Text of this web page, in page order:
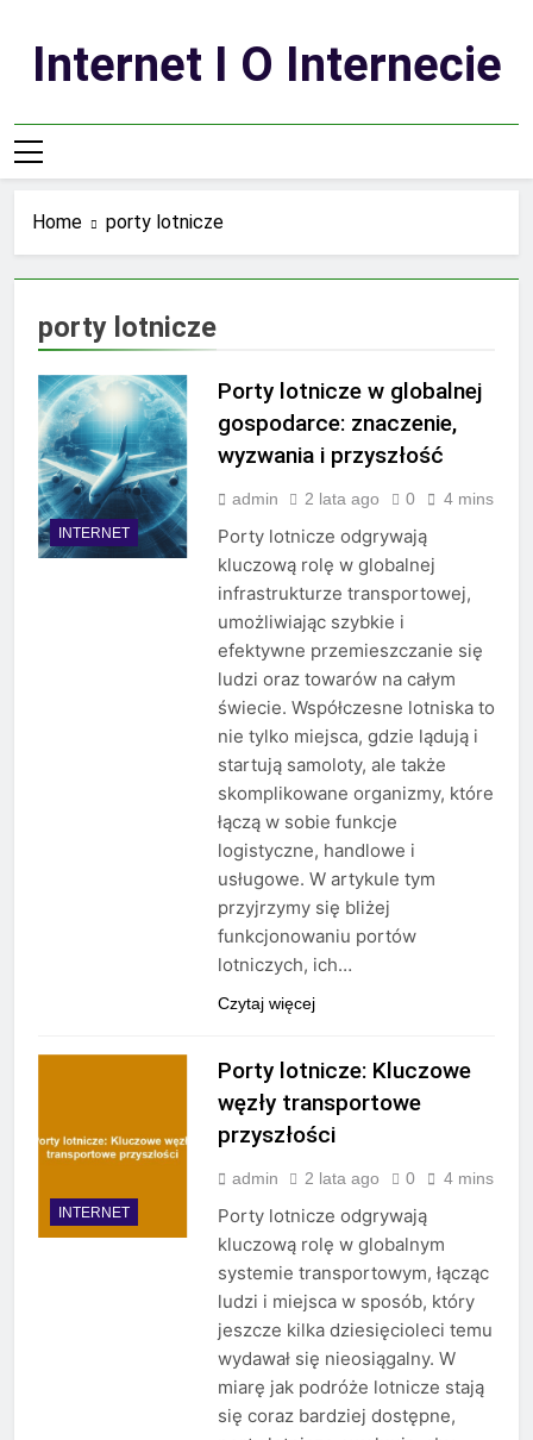
contentInternet I O Internecie
Home porty lotnicze
porty lotnicze
INTERNET
Porty lotnicze w globalnej
gospodarce: znaczenie,
wyzwania i przyszłość
admin 2 lata ago 0 4 mins
Porty lotnicze odgrywają
kluczową rolę w globalnej
infrastrukturze transportowej,
umożliwiając szybkie i
efektywne przemieszczanie się
ludzi oraz towarów na całym
świecie. Współczesne lotniska to
nie tylko miejsca, gdzie lądują i
startują samoloty, ale także
skomplikowane organizmy, które
łączą w sobie funkcje
logistyczne, handlowe i
usługowe. W artykule tym
przyjrzymy się bliżej
funkcjonowaniu portów
lotniczych, ich…
Czytaj więcej
INTERNET
Porty lotnicze: Kluczowe
węzły transportowe
przyszłości
admin 2 lata ago 0 4 mins
Porty lotnicze odgrywają
kluczową rolę w globalnym
systemie transportowym, łącząc
ludzi i miejsca w sposób, który
jeszcze kilka dziesięcioleci temu
wydawał się nieosiągalny. W
miarę jak podróże lotnicze stają
się coraz bardziej dostępne,